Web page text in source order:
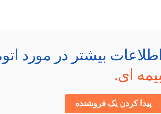
اطلاعات بیشتر در مورد
بیمه ای.
پیدا کردن یک فروشنده